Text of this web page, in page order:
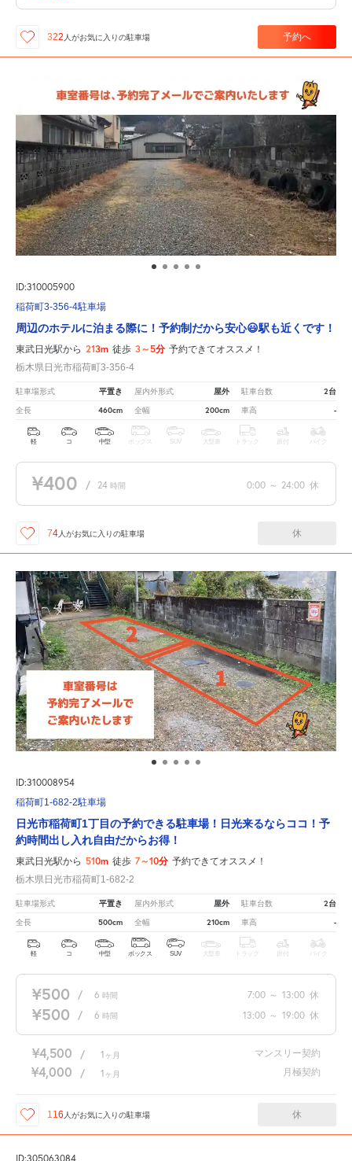
322 人がお気に入りの駐車場 予約へ
ID:310005900
稲荷町3-356-4駐車場
周辺のホテルに泊まる際に！予約制だから安心😃駅も近くです！
東武日光駅から 213m 徒歩 3～5分 予約できてオススメ！
栃木県日光市稲荷町3-356-4
駐車場形式 平置き 屋内外形式 屋外 駐車台数 2台
全長 460cm 全幅 200cm 車高 -
軽 コ 中型 ボックス SUV 大型車 トラック 原付 バイク
¥400 / 24 時間 0:00 ～ 24:00 休
74 人がお気に入りの駐車場 休
ID:310008954
稲荷町1-682-2駐車場
日光市稲荷町1丁目の予約できる駐車場！日光来るならココ！予
約時間出し入れ自由だからお得！
東武日光駅から 510m 徒歩 7～10分 予約できてオススメ！
栃木県日光市稲荷町1-682-2
駐車場形式 平置き 屋内外形式 屋外 駐車台数 2台
全長 500cm 全幅 210cm 車高 -
軽 コ 中型 ボックス SUV 大型車 トラック 原付 バイク
¥500 / 6 時間 7:00 ～ 13:00 休
¥500 / 6 時間 13:00 ～ 19:00 休
¥4,500 / 1 ヶ月 マンスリー契約
¥4,000 / 1 ヶ月 月極契約
116 人がお気に入りの駐車場 休
ID:305063084